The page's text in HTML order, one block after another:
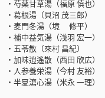
・芍薬甘草湯（福原 慎也）
・葛根湯（貝沼 茂三郎）
・麦門冬湯（境 修平）
・補中益気湯（浅羽 宏一）
・五苓散（來村 昌紀）
・加味逍遙散（西田 欣広）
・人参養栄湯（今村 友裕）
・半夏瀉心湯（米永 一理）